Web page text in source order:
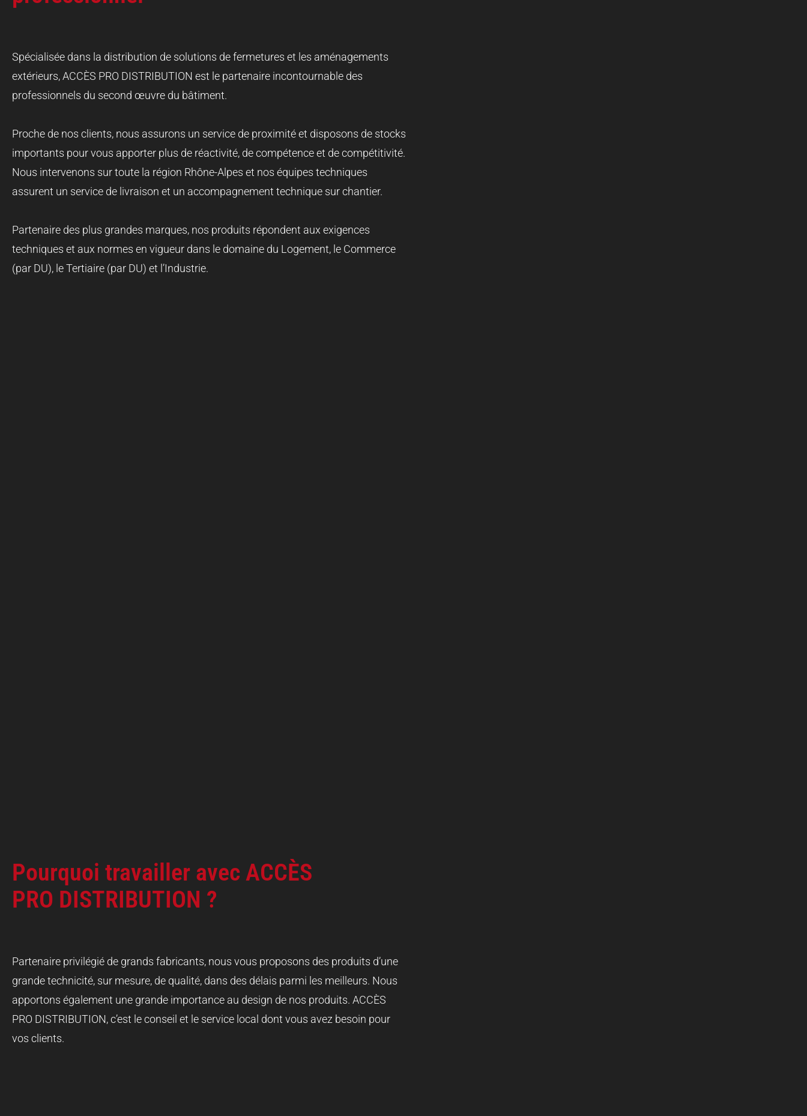
Spécialisée dans la distribution de solutions de fermetures et les aménagements
extérieurs, ACCÈS PRO DISTRIBUTION est le partenaire incontournable des
professionnels du second œuvre du bâtiment.
Proche de nos clients, nous assurons un service de proximité et disposons de stocks
importants pour vous apporter plus de réactivité, de compétence et de compétitivité.
Nous intervenons sur toute la région Rhône-Alpes et nos équipes techniques
assurent un service de livraison et un accompagnement technique sur chantier.
Partenaire des plus grandes marques, nos produits répondent aux exigences
techniques et aux normes en vigueur dans le domaine du Logement, le Commerce
(par DU), le Tertiaire (par DU) et l’Industrie.
Pourquoi travailler avec ACCÈS
PRO DISTRIBUTION ?
Partenaire privilégié de grands fabricants, nous vous proposons des produits d’une
grande technicité, sur mesure, de qualité, dans des délais parmi les meilleurs. Nous
apportons également une grande importance au design de nos produits. ACCÈS
PRO DISTRIBUTION, c’est le conseil et le service local dont vous avez besoin pour
vos clients.